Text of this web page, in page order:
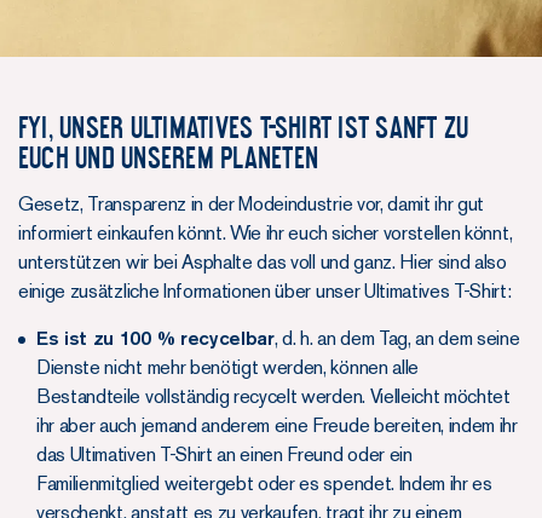
FYI, UNSER ULTIMATIVES T-SHIRT IST SANFT ZU
EUCH UND UNSEREM PLANETEN
Gesetz, Transparenz in der Modeindustrie vor, damit ihr gut
informiert einkaufen könnt. Wie ihr euch sicher vorstellen könnt,
unterstützen wir bei Asphalte das voll und ganz. Hier sind also
einige zusätzliche Informationen über unser Ultimatives T-Shirt:
Es ist zu 100 % recycelbar, d. h. an dem Tag, an dem seine
Dienste nicht mehr benötigt werden, können alle
Bestandteile vollständig recycelt werden. Vielleicht möchtet
ihr aber auch jemand anderem eine Freude bereiten, indem ihr
das Ultimativen T-Shirt an einen Freund oder ein
Familienmitglied weitergebt oder es spendet. Indem ihr es
verschenkt, anstatt es zu verkaufen, tragt ihr zu einem